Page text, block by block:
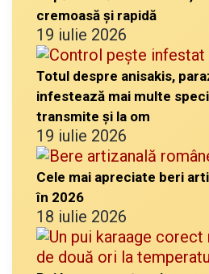
cremoasă și rapidă
19 iulie 2026
Totul despre anisakis,
infestează mai multe
transmite și la om
19 iulie 2026
Cele mai apreciate beri
în 2026
18 iulie 2026